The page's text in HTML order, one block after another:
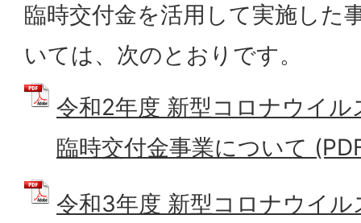
臨時交付金を活用して実施した
いては、次のとおりです。
令和2年度 新型コロナウイル
臨時交付金事業について
令和3年度 新型コロナウイル